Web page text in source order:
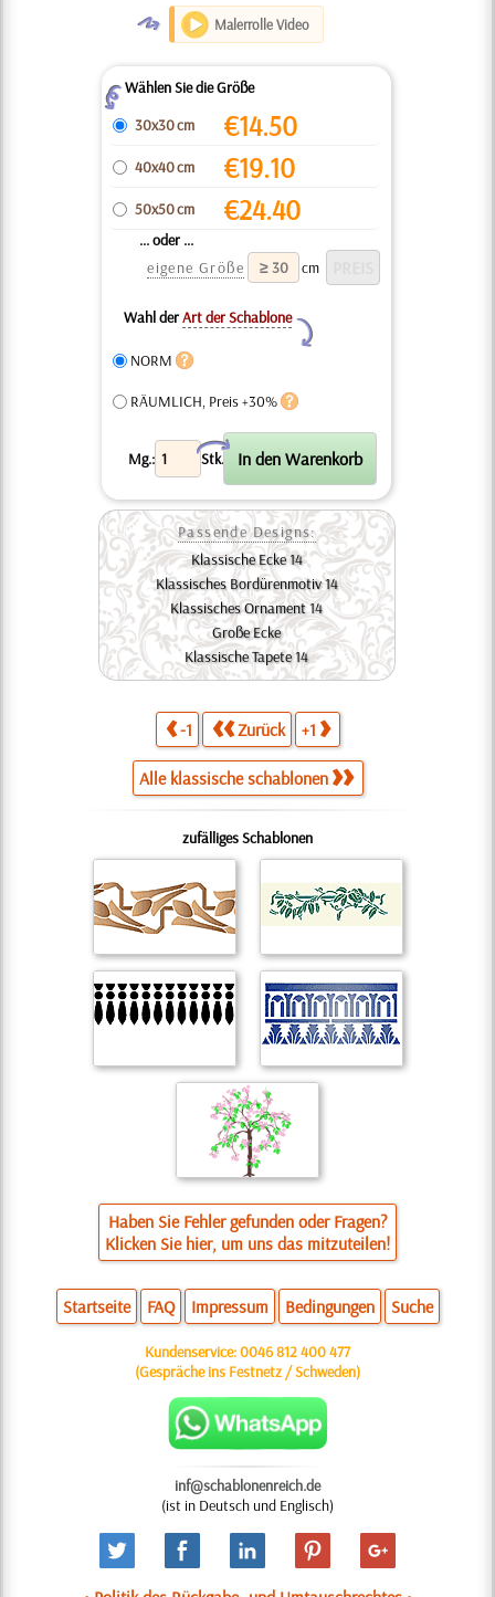
O Malerrolle Video
ZWählen Sie die Größe
30x30 cm
€14.50
40x40 cm €19.10
50x50 cm €24.40
... oder ...
eigene Größe
cm
Wahl derArt der Schablone
Y
NORM
RÄUMLICH, Preis +30%
Mg.: Stk.
X
Passende Designs:
Klassische Ecke 14
Klassisches Bordürenmotiv 14
Klassisches Ornament 14
Große Ecke
Klassische Tapete 14
-1 Zurück +1
Alle klassische schablonen
zufälliges Schablonen
Haben Sie Fehler gefunden oder Fragen?
Klicken Sie hier, um uns das mitzuteilen!
Startseite FAQ Impressum Bedingungen Suche
Kundenservice:0046 812 400 477
(Gespräche ins Festnetz / Schweden)
inf@schablonenreich.de
(ist in Deutsch und Englisch)